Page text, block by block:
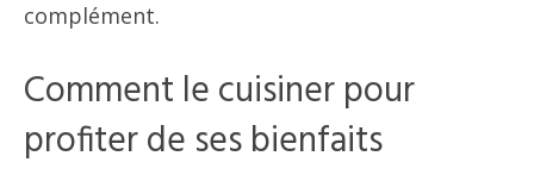
complément.
Comment le cuisiner pour
profiter de ses bienfaits